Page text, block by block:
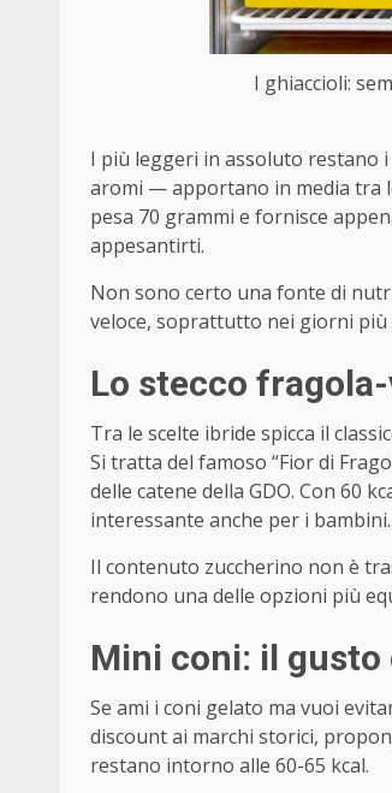
I ghiaccioli:
I più leggeri in assoluto restano i
aromi — apportano in media tra
pesa 70 grammi e fornisce
appesantirti.
Non sono certo una fonte di
veloce, soprattutto nei giorni più
Lo stecco
Tra le scelte ibride spicca il
Si tratta del famoso “Fior di
delle catene della GDO. Con 60
interessante anche per i bambini.
Il contenuto zuccherino non è
rendono una delle opzioni più
Mini coni: il
Se ami i coni gelato ma vuoi
discount ai marchi storici,
restano intorno alle 60-65 kcal.